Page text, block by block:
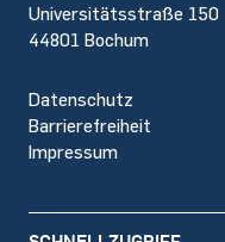
Universitätsstraße 150
44801 Bochum
Datenschutz
Barrierefreiheit
Impressum